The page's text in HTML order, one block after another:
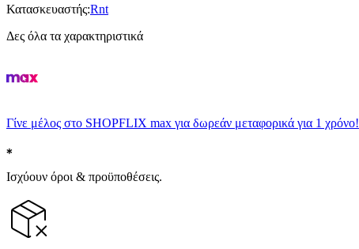
Κατασκευαστής:Rnt
Δες όλα τα χαρακτηριστικά
Γίνε μέλος στο SHOPFLIX max για δωρεάν μεταφορικά για 1 χρόνο!
Ισχύουν όροι & προϋποθέσεις.